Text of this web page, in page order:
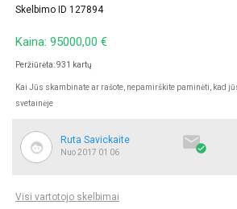
Skelbimo ID 127894
Kaina: 95000,00 €
Peržiūrėta: 931 kartų
Kai Jūs skambinate ar rašote, nepamirškite paminėti, kad
svetainėje
Ruta Savickaite
Nuo 2017 01 06

Visi vartotojo skelbimai